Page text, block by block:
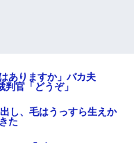
ありますか」バカ夫
官「どうぞ」
し、毛はうっすら生えか
た